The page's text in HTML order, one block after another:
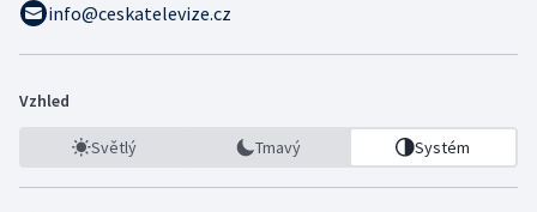
info@ceskatelevize.cz
Vzhled
Světlý Tmavý Systém